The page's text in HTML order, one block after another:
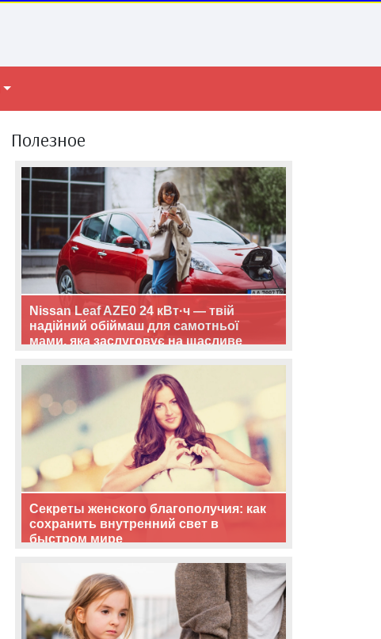
Полезное
Nissan Leaf AZE0 24 кВт·ч — твій
надійний обіймаш для самотньої
мами, яка заслуговує на щасливе
Секреты женского благополучия: как
сохранить внутренний свет в
быстром мире